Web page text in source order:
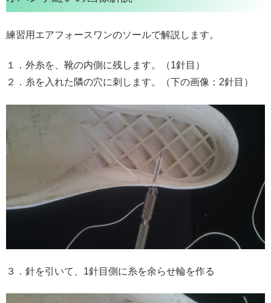
練習用エアフォースワンのソールで解説します。
１．外糸を、靴の内側に残します。（1針目）
２．糸を入れた隣の穴に刺します。（下の画像：2針目）
３．針を引いて、1針目側に糸を余らせ輪を作る